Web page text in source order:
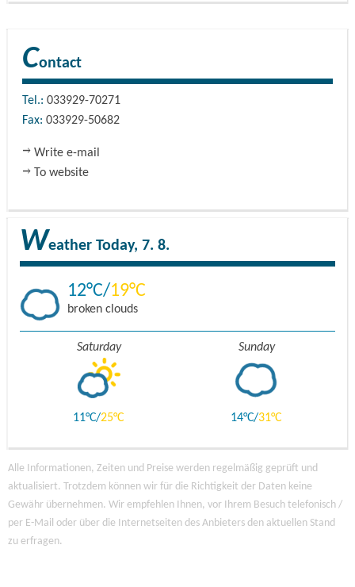
Contact
Tel.: 033929-70271
Fax: 033929-50682
Write e-mail
To website
Weather Today, 7. 8.
12 19
broken clouds
Saturday
11 25
Sunday
14 31
Alle Informationen, Zeiten und Preise werden regelmäßig geprüft und
aktualisiert. Trotzdem können wir für die Richtigkeit der Daten keine
Gewähr übernehmen. Wir empfehlen Ihnen, vor Ihrem Besuch telefonisch /
per E-Mail oder über die Internetseiten des Anbieters den aktuellen Stand
zu erfragen.